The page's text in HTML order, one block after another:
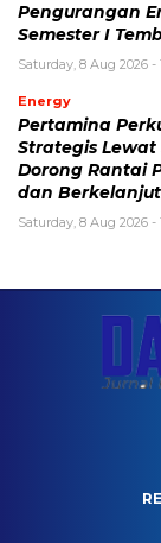
Pengurangan
Semester I
Saturday, 8 Aug 2026 -
Energy
Pertamina
Strategis Lewat
Dorong Rantai
dan
Saturday, 8 Aug 2026 -